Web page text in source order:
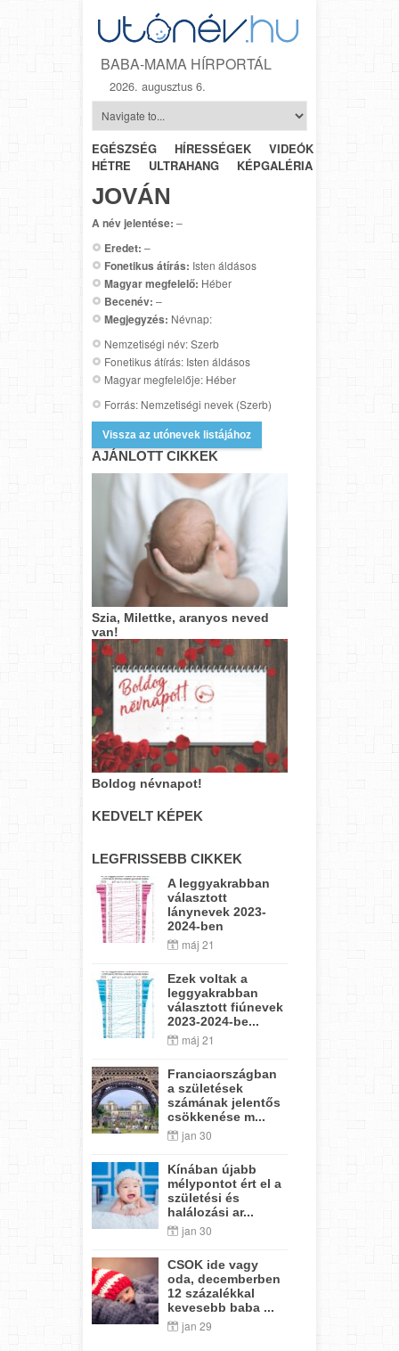
BABA-MAMA HÍRPORTÁL
2026. augusztus 6.
EGÉSZSÉG HÍRESSÉGEK VIDEÓK
HÉTRŐL-
HÉTRE
ULTRAHANG KÉPGALÉRIA
JOVÁN
A név jelentése: –
Eredet: –
Fonetikus átírás: Isten áldásos
Magyar megfelelő: Héber
Becenév: –
Megjegyzés: Névnap:
Nemzetiségi név: Szerb
Fonetikus átírás: Isten áldásos
Magyar megfelelője: Héber
Forrás: Nemzetiségi nevek (Szerb)
Vissza az utónevek listájához
AJÁNLOTT CIKKEK
Szia, Milettke, aranyos neved
van!
Boldog névnapot!
KEDVELT KÉPEK
LEGFRISSEBB CIKKEK
A leggyakrabban
választott
lánynevek 2023-
2024-ben
máj 21
Ezek voltak a
leggyakrabban
választott fiúnevek
2023-2024-be...
máj 21
Franciaországban
a születések
számának jelentős
csökkenése m...
jan 30
Kínában újabb
mélypontot ért el a
születési és
halálozási ar...
jan 30
CSOK ide vagy
oda, decemberben
12 százalékkal
kevesebb baba ...
jan 29